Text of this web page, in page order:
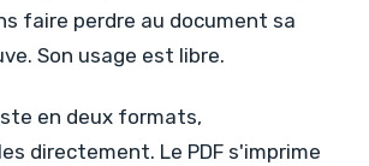
faire perdre au document sa
Son usage est libre.
en deux formats,
directement. Le PDF s'imprime